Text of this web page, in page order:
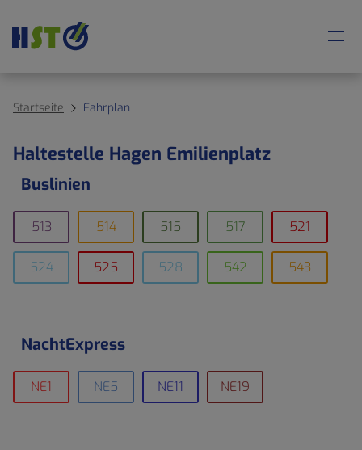
Startseite Fahrplan
Haltestelle Hagen Emilienplatz
Buslinien
513 514 515 517 521
524 525 528 542 543
NachtExpress
NE1 NE5 NE11 NE19